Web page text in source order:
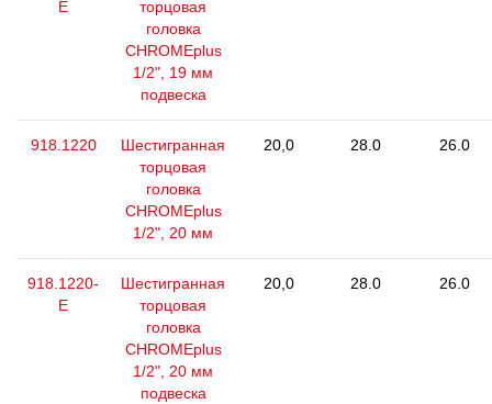
E
торцовая
головка
CHROMEplus
1/2", 19 мм
подвеска
918.1220
Шестигранная
торцовая
головка
CHROMEplus
1/2", 20 мм
20,0 28.0 26.0
918.1220-
E
Шестигранная
торцовая
головка
CHROMEplus
1/2", 20 мм
подвеска
20,0 28.0 26.0